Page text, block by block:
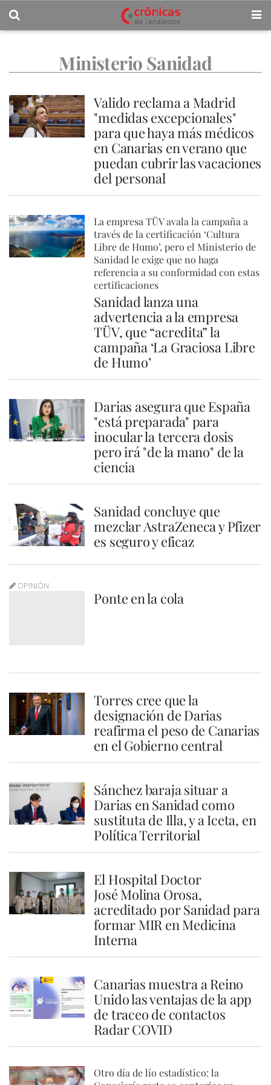
Ministerio Sanidad
Valido reclama a Madrid
"medidas excepcionales"
para que haya más médicos
en Canarias en verano que
puedan cubrir las vacaciones
del personal
La empresa TÜV avala la campaña a
través de la certificación ‘Cultura
Libre de Humo’, pero el Ministerio de
Sanidad le exige que no haga
referencia a su conformidad con estas
certificaciones
Sanidad lanza una
advertencia a la empresa
TÜV, que “acredita” la
campaña ‘La Graciosa Libre
de Humo’
Darias asegura que España
"está preparada" para
inocular la tercera dosis
pero irá "de la mano" de la
ciencia
Sanidad concluye que
mezclar AstraZeneca y Pfizer
es seguro y eficaz
OPINIÓN
Ponte en la cola
Torres cree que la
designación de Darias
reafirma el peso de Canarias
en el Gobierno central
Sánchez baraja situar a
Darias en Sanidad como
sustituta de Illa, y a Iceta, en
Política Territorial
El Hospital Doctor
José Molina Orosa,
acreditado por Sanidad para
formar MIR en Medicina
Interna
Canarias muestra a Reino
Unido las ventajas de la app
de traceo de contactos
Radar COVID
Otro día de lío estadístico: la